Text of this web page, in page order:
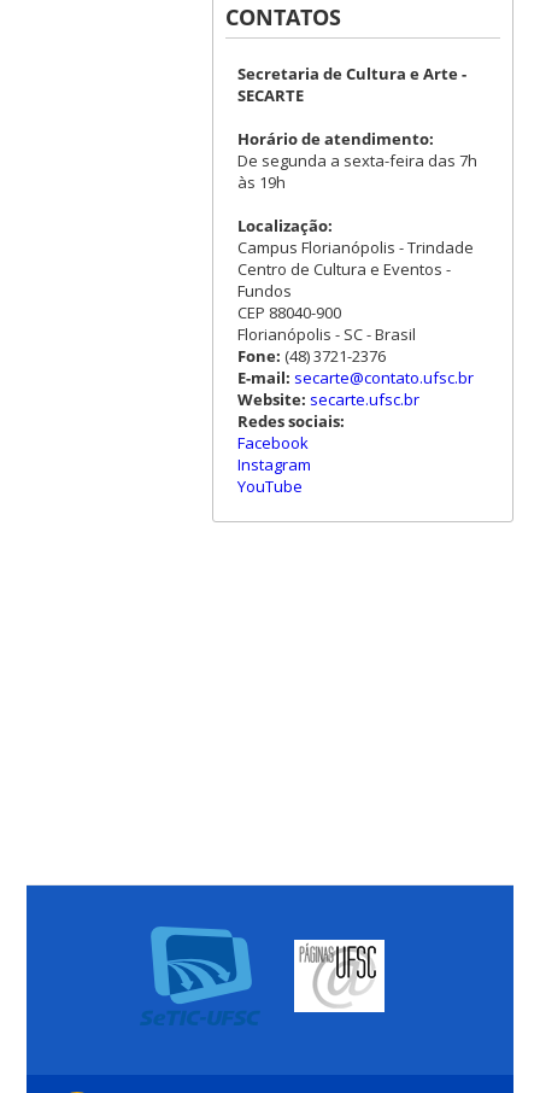
CONTATOS
Secretaria de Cultura e Arte -
SECARTE
Horário de atendimento:
De segunda a sexta-feira das 7h
às 19h
Localização:
Campus Florianópolis - Trindade
Centro de Cultura e Eventos -
Fundos
CEP 88040-900
Florianópolis - SC - Brasil
Fone: (48) 3721-2376
E-mail: secarte@contato.ufsc.br
Website: secarte.ufsc.br
Redes sociais:
Facebook
Instagram
YouTube